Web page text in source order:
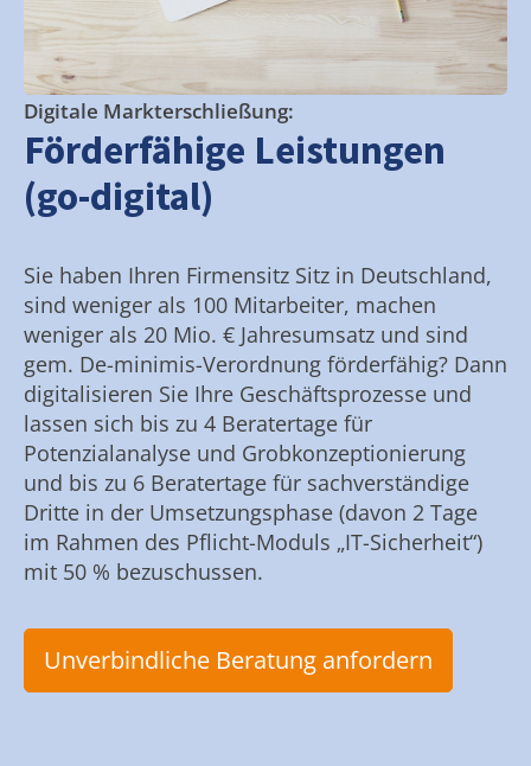
Digitale Markterschließung:
Förderfähige Leistungen
(go-digital)
Sie haben Ihren Firmensitz Sitz in Deutschland,
sind weniger als 100 Mitarbeiter, machen
weniger als 20 Mio. € Jahresumsatz und sind
gem. De-minimis-Verordnung förderfähig? Dann
digitalisieren Sie Ihre Geschäftsprozesse und
lassen sich bis zu 4 Beratertage für
Potenzialanalyse und Grobkonzeptionierung
und bis zu 6 Beratertage für sachverständige
Dritte in der Umsetzungsphase (davon 2 Tage
im Rahmen des Pflicht-Moduls „IT-Sicherheit“)
mit 50 % bezuschussen.
Unverbindliche Beratung anfordern